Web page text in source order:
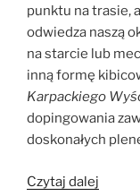
punktu na trasie,
odwiedza naszą
na starcie lub
inną formę
Karpackiego
dopingowania
doskonałych
Czytaj dalej